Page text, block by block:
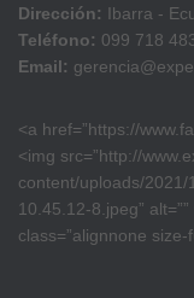
Dirección: Ibarra -
Teléfono: 099 718
Email:
<a href=”https://
<img src=”http://
content/uploads/
10.45.12-8.jpeg”
class=”alignnone